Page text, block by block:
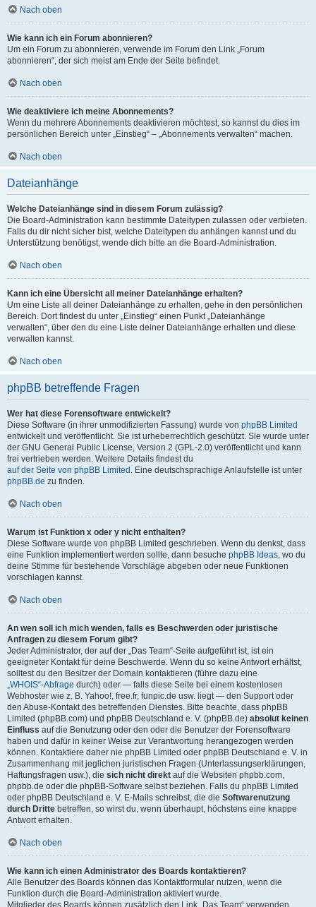
Nach oben
Wie kann ich ein Forum abonnieren?
Um ein Forum zu abonnieren, verwende im Forum den Link „Forum
abonnieren“, der sich meist am Ende der Seite befindet.
Nach oben
Wie deaktiviere ich meine Abonnements?
Wenn du mehrere Abonnements deaktivieren möchtest, so kannst du dies im
persönlichen Bereich unter „Einstieg“ – „Abonnements verwalten“ machen.
Nach oben
Dateianhänge
Welche Dateianhänge sind in diesem Forum zulässig?
Die Board-Administration kann bestimmte Dateitypen zulassen oder verbieten.
Falls du dir nicht sicher bist, welche Dateitypen du anhängen kannst und du
Unterstützung benötigst, wende dich bitte an die Board-Administration.
Nach oben
Kann ich eine Übersicht all meiner Dateianhänge erhalten?
Um eine Liste all deiner Dateianhänge zu erhalten, gehe in den persönlichen
Bereich. Dort findest du unter „Einstieg“ einen Punkt „Dateianhänge
verwalten“, über den du eine Liste deiner Dateianhänge erhalten und diese
verwalten kannst.
Nach oben
phpBB betreffende Fragen
Wer hat diese Forensoftware entwickelt?
Diese Software (in ihrer unmodifizierten Fassung) wurde von phpBB Limited
entwickelt und veröffentlicht. Sie ist urheberrechtlich geschützt. Sie wurde unter
der GNU General Public License, Version 2 (GPL-2.0) veröffentlicht und kann
frei vertrieben werden. Weitere Details findest du
auf der Seite von phpBB Limited . Eine deutschsprachige Anlaufstelle ist unter
phpBB.de zu finden.
Nach oben
Warum ist Funktion x oder y nicht enthalten?
Diese Software wurde von phpBB Limited geschrieben. Wenn du denkst, dass
eine Funktion implementiert werden sollte, dann besuche phpBB Ideas, wo du
deine Stimme für bestehende Vorschläge abgeben oder neue Funktionen
vorschlagen kannst.
Nach oben
An wen soll ich mich wenden, falls es Beschwerden oder juristische
Anfragen zu diesem Forum gibt?
Jeder Administrator, der auf der „Das Team“-Seite aufgeführt ist, ist ein
geeigneter Kontakt für deine Beschwerde. Wenn du so keine Antwort erhältst,
solltest du den Besitzer der Domain kontaktieren (führe dazu eine
„WHOIS“-Abfrage durch) oder — falls diese Seite bei einem kostenlosen
Webhoster wie z. B. Yahoo!, free.fr, funpic.de usw. liegt — den Support oder
den Abuse-Kontakt des betreffenden Dienstes. Bitte beachte, dass phpBB
Limited (phpBB.com) und phpBB Deutschland e. V. (phpBB.de) absolut keinen
Einfluss auf die Benutzung oder den oder die Benutzer der Forensoftware
haben und dafür in keiner Weise zur Verantwortung herangezogen werden
können. Kontaktiere daher nie phpBB Limited oder phpBB Deutschland e. V. in
Zusammenhang mit jeglichen juristischen Fragen (Unterlassungserklärungen,
Haftungsfragen usw.), die sich nicht direkt auf die Websiten phpbb.com,
phpbb.de oder die phpBB-Software selbst beziehen. Falls du phpBB Limited
oder phpBB Deutschland e. V. E-Mails schreibst, die die Softwarenutzung
durch Dritte betreffen, so wirst du, wenn überhaupt, höchstens eine knappe
Antwort erhalten.
Nach oben
Wie kann ich einen Administrator des Boards kontaktieren?
Alle Benutzer des Boards können das Kontaktformular nutzen, wenn die
Funktion durch die Board-Administration aktiviert wurde.
Mitglieder des Boards können zusätzlich den Link „Das Team“ verwenden.